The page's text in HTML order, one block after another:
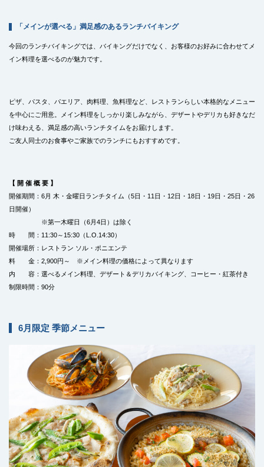
「メインが選べる」満足感のあるランチバイキング
今回のランチバイキングでは、バイキングだけでなく、お客様のお好みに合わせてメ
イン料理を選べるのが魅力です。
ピザ、パスタ、パエリア、肉料理、魚料理など、レストランらしい本格的なメニュー
を中心にご用意。メイン料理をしっかり楽しみながら、デザートやデリカも好きなだ
け味わえる、満足感の高いランチタイムをお届けします。
ご友人同士のお食事やご家族でのランチにもおすすめです。
【 開 催 概 要 】
開催期間：6月 木・金曜日ランチタイム（5日・11日・12日・18日・19日・25日・26
日開催）
※第一木曜日（6月4日）は除く
時 間：11:30～15:30（L.O.14:30）
開催場所：レストラン ソル・ポニエンテ
料 金：2,900円～ ※メイン料理の価格によって異なります
内 容：選べるメイン料理、デザート＆デリカバイキング、コーヒー・紅茶付き
制限時間：90分
6月限定 季節メニュー